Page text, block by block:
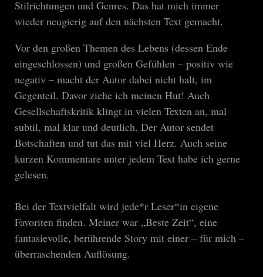
Stilrichtungen und Genres. Das hat mich immer
wieder neugierig auf den nächsten Text gemacht.
Vor den großen Themen des Lebens (dessen Ende
eingeschlossen) und großen Gefühlen – positiv wie
negativ – macht der Autor dabei nicht halt, im
Gegenteil. Davor ziehe ich meinen Hut! Auch
Gesellschaftskritik klingt in vielen Texten an, mal
subtil, mal klar und deutlich. Der Autor sendet
Botschaften und tut das mit viel Herz. Auch seine
kurzen Kommentare unter jedem Text habe ich gerne
gelesen.
Bei der Textvielfalt wird jede*r Leser*in eigene
Favoriten finden. Meiner war „Beste Zeit“, eine
fantasievolle, berührende Story mit einer – für mich –
überraschenden Auflösung.